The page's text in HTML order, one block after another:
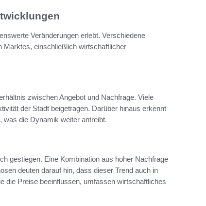
Veränderungen erlebt. Verschiedene
Marktes, einschließlich wirtschaftlicher
zwischen Angebot und Nachfrage. Viele
der Stadt beigetragen. Darüber hinaus erkennt
was die Dynamik weiter antreibt.
gestiegen. Eine Kombination aus hoher Nachfrage
deuten darauf hin, dass dieser Trend auch in
die Preise beeinflussen, umfassen wirtschaftliches